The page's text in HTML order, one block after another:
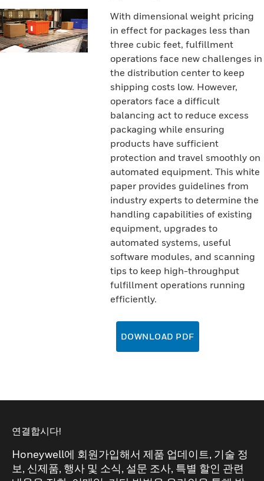
With dimensional weight pricing
in effect for packages less than
three cubic feet, fulfillment
operations face new challenges in
the distribution center to keep
shipping costs low. However,
operators face a difficult
balancing act to reduce excess
packaging while ensuring
products have sufficient
protection and travel smoothly on
automated equipment. This white
paper provides guidelines from
industry experts to determine the
handling capabilities of existing
equipment, upgrades to
automated systems, useful
software modules, and scanning
tips to keep high-throughput
fulfillment operations running
efficiently.
DOWNLOAD PDF
연결합시다!
Honeywell에 회원가입해서 제품 업데이트, 기술 정
보, 신제품, 행사 및 소식, 설문 조사, 특별 할인 관련